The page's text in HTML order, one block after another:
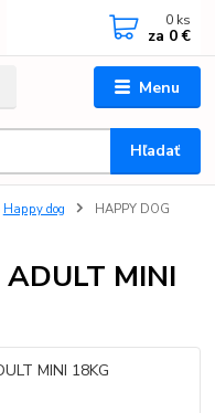
Menu
Hľadať
0 ks
za 0 €
Happy dog
HAPPY DOG
ADULT MINI